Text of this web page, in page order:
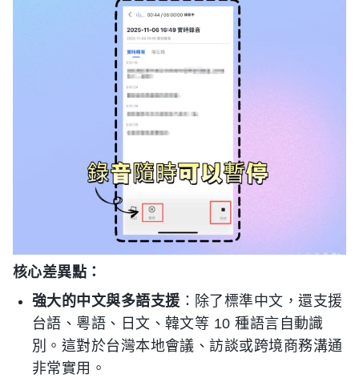
核心差異點：
強大的中文與多語支援 ：除了標準中文，還支援
台語、粵語、日文、韓文等 10 種語言自動識
別。這對於台灣本地會議、訪談或跨境商務溝通
非常實用。